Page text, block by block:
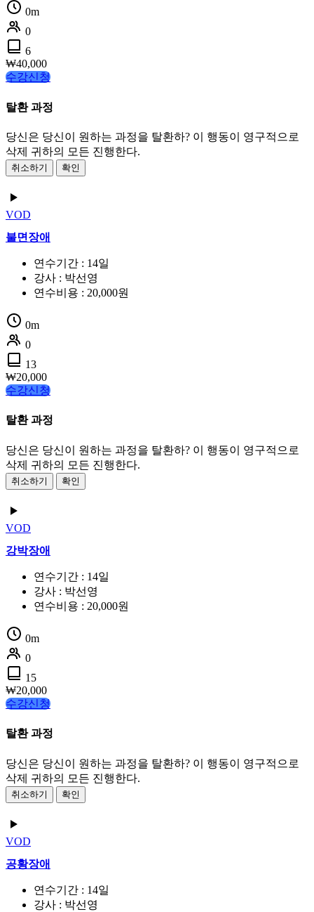
0m
0
6
₩40,000
수강신청
탈환 과정
당신은 당신이 원하는 과정을 탈환하? 이 행동이 영구적으로
삭제 귀하의 모든 진행한다.
취소하기 확인
VOD
불면장애
연수기간 : 14일
강사 : 박선영
연수비용 : 20,000원
0m
0
13
₩20,000
수강신청
탈환 과정
당신은 당신이 원하는 과정을 탈환하? 이 행동이 영구적으로
삭제 귀하의 모든 진행한다.
취소하기 확인
VOD
강박장애
연수기간 : 14일
강사 : 박선영
연수비용 : 20,000원
0m
0
15
₩20,000
수강신청
탈환 과정
당신은 당신이 원하는 과정을 탈환하? 이 행동이 영구적으로
삭제 귀하의 모든 진행한다.
취소하기 확인
VOD
공황장애
연수기간 : 14일
강사 : 박선영